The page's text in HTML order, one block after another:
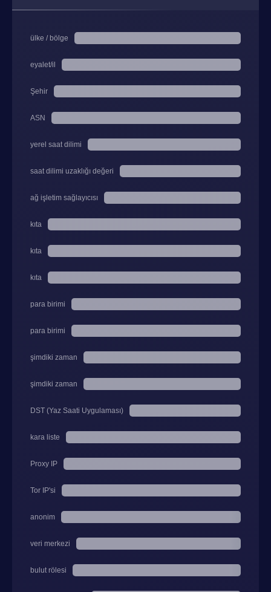
ülke / bölge
eyalet/il
Şehir
ASN
yerel saat dilimi
saat dilimi uzaklığı değeri
ağ işletim sağlayıcısı
kıta
kıta
kıta
para birimi
para birimi
şimdiki zaman
şimdiki zaman
DST (Yaz Saati Uygulaması)
kara liste
Proxy IP
Tor IP'si
anonim
veri merkezi
bulut rölesi